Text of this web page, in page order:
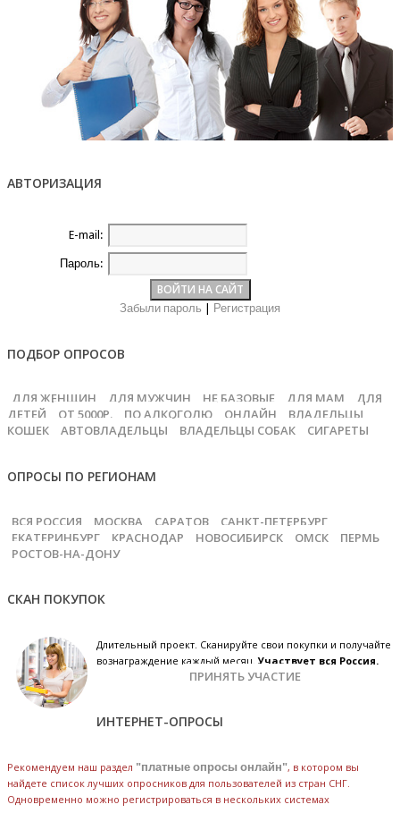
АВТОРИЗАЦИЯ
E-mail:
Пароль:
Забыли пароль Регистрация
ПОДБОР ОПРОСОВ
ДЛЯ ЖЕНЩИН ДЛЯ МУЖЧИН НЕ БАЗОВЫЕ ДЛЯ МАМ
ДЛЯ
ДЕТЕЙ
ОТ 5000Р. ПО АЛКОГОЛЮ ОНЛАЙН
ВЛАДЕЛЬЦЫ
КОШЕК
АВТОВЛАДЕЛЬЦЫ ВЛАДЕЛЬЦЫ СОБАК СИГАРЕТЫ
ОПРОСЫ ПО РЕГИОНАМ
ВСЯ РОССИЯ МОСКВА САРАТОВ
САНКТ-ПЕТЕРБУРГ
ЕКАТЕРИНБУРГ
КРАСНОДАР НОВОСИБИРСК ОМСК
ПЕРМЬ
РОСТОВ-НА-ДОНУ
СКАН ПОКУПОК
Длительный проект. Сканируйте свои покупки и получайте
вознаграждение каждый месяц.Участвует вся Россия.
ПРИНЯТЬ УЧАСТИЕ
ИНТЕРНЕТ-ОПРОСЫ
Рекомендуем наш раздел "платные опросы онлайн", в котором вы
найдете список лучших опросников для пользователей из стран СНГ.
Одновременно можно регистрироваться в нескольких системах